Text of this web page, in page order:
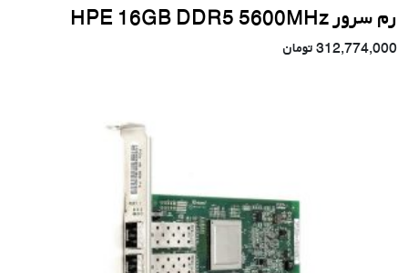
رم سرور HPE 16GB DDR5 5600MHz
312,774,000تومان